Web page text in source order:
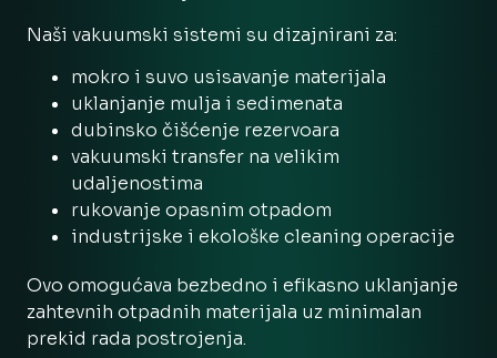
Naši vakuumski sistemi su dizajnirani za:
mokro i suvo usisavanje materijala
uklanjanje mulja i sedimenata
dubinsko čišćenje rezervoara
vakuumski transfer na velikim
udaljenostima
rukovanje opasnim otpadom
industrijske i ekološke cleaning operacije
Ovo omogućava bezbedno i efikasno uklanjanje
zahtevnih otpadnih materijala uz minimalan
prekid rada postrojenja.